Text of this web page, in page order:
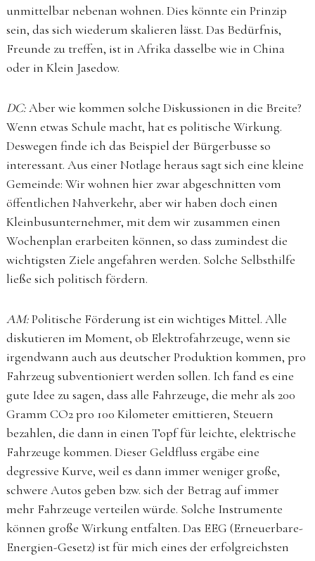
unmittelbar nebenan wohnen. Dies könnte ein Prinzip
sein, das sich wiederum skalieren lässt. Das Bedürfnis,
Freunde zu treffen, ist in Afrika dasselbe wie in China
oder in Klein Jasedow.
DC:Aber wie kommen solche Diskussionen in die Breite?
Wenn etwas Schule macht, hat es politische Wirkung.
Deswegen finde ich das Beispiel der Bürgerbusse so
interessant. Aus einer Notlage heraus sagt sich eine kleine
Gemeinde: Wir wohnen hier zwar abgeschnitten vom
öffentlichen Nahverkehr, aber wir haben doch einen
Kleinbusunternehmer, mit dem wir zusammen einen
Wochenplan erarbeiten können, so dass zumindest die
wichtigsten Ziele angefahren werden. Solche Selbsthilfe
ließe sich politisch fördern.
AM:Politische Förderung ist ein wichtiges Mittel. Alle
diskutieren im Moment, ob Elektrofahrzeuge, wenn sie
irgendwann auch aus deutscher Produktion kommen, pro
Fahrzeug subventioniert werden sollen. Ich fand es eine
gute Idee zu sagen, dass alle Fahrzeuge, die mehr als 200
Gramm CO2 pro 100 Kilometer emittieren, Steuern
bezahlen, die dann in einen Topf für leichte, elektrische
Fahrzeuge kommen. Dieser Geldfluss ergäbe eine
degressive Kurve, weil es dann immer weniger große,
schwere Autos geben bzw. sich der Betrag auf immer
mehr Fahrzeuge verteilen würde. Solche Instrumente
können große Wirkung entfalten. Das EEG (Erneuerbare-
Energien-Gesetz) ist für mich eines der erfolgreichsten